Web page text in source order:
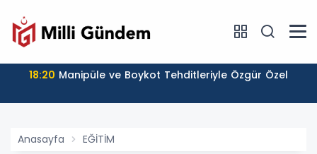
18:20 Manipüle ve Boykot Tehditleriyle Özgür Özel
Anasayfa EĞİTİM